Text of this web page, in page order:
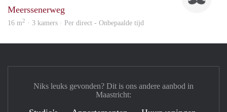
Meerssenerweg
16 m2 · 3 kamers · Per direct - Onbepaalde tijd
Niks leuks gevonden? Dit is ons andere aanbod in
Maastricht: